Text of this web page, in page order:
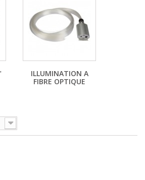
ILLUMINATION A
FIBRE OPTIQUE